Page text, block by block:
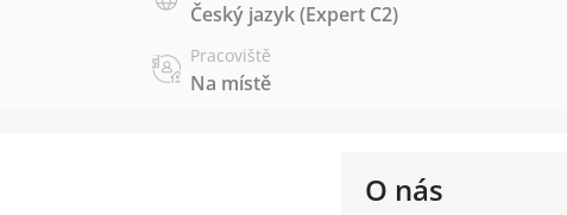
Český jazyk(Expert C2)
Pracoviště
Na místě
O nás